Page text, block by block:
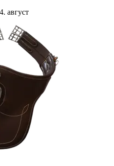
август